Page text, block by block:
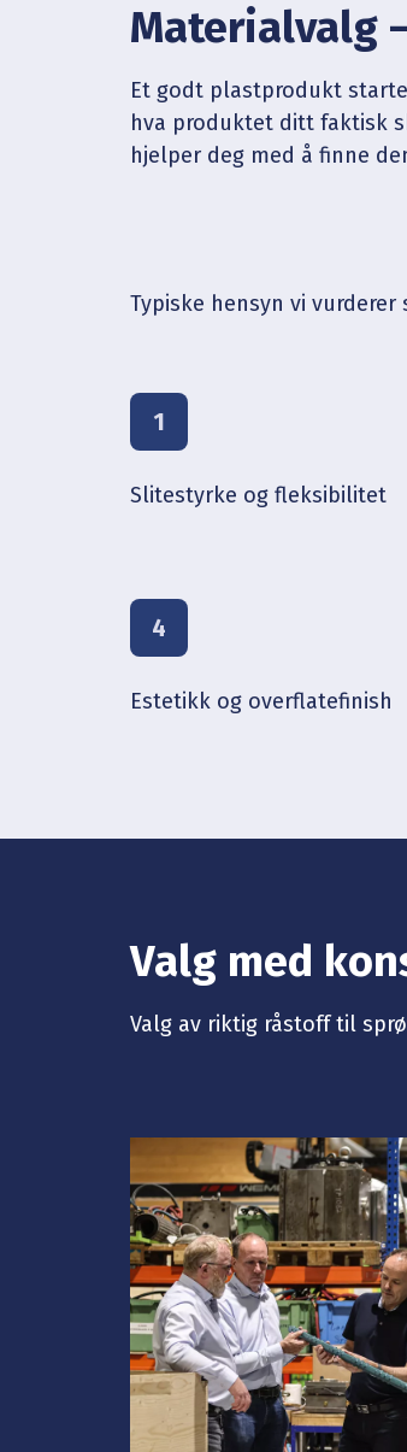
Materialvalg
Et godt plastprodukt
hva produktet ditt faktisk
hjelper deg med å finne
Typiske hensyn vi
1
Slitestyrke og fleksibilitet
4
Estetikk og overflatefinish
Valg med
Valg av riktig råstoff til